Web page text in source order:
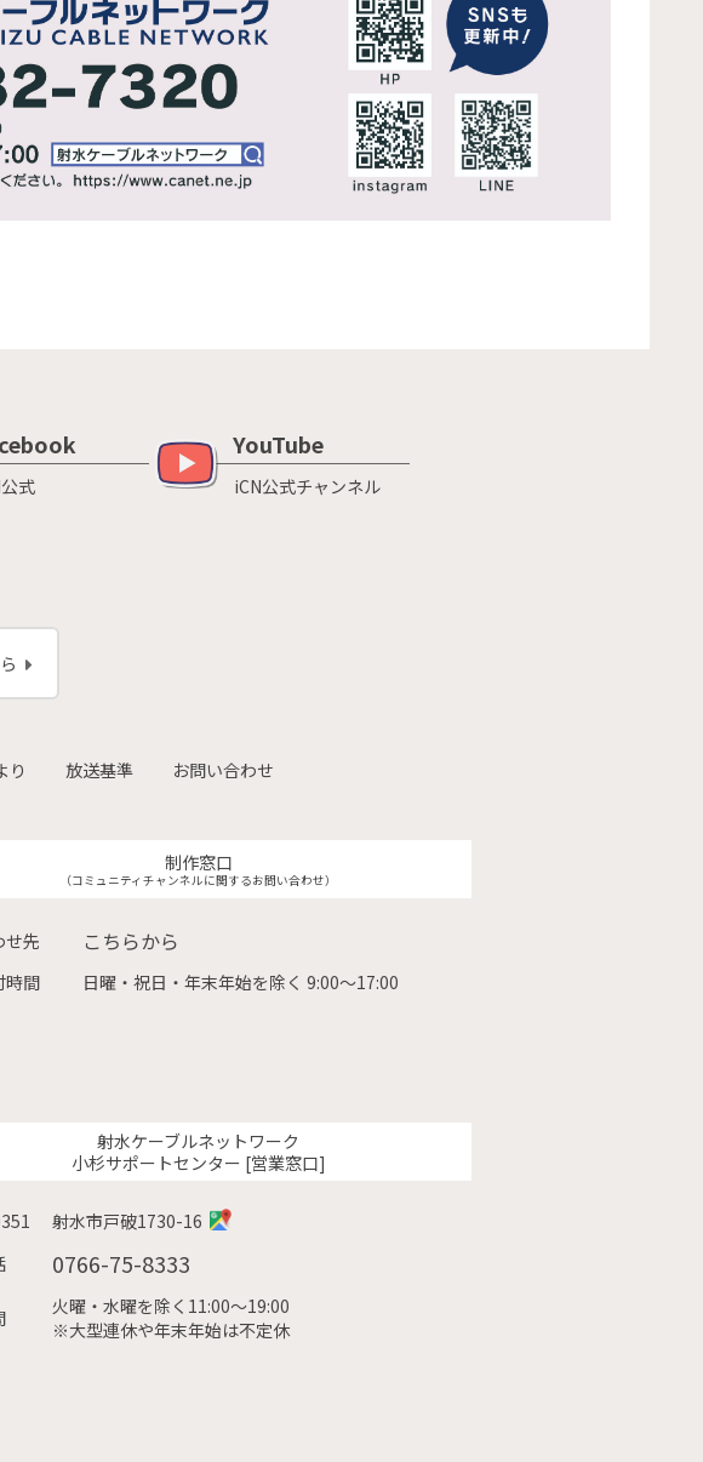
式
YouTube
iCN公式チャンネル
り 放送基準 お問い合わせ
制作窓口
（コミュニティチャンネルに関するお問い合わせ）
せ先 こちらから
時間 日曜・祝日・年末年始を除く 9:00〜17:00
射水ケーブルネットワーク
小杉サポートセンター [営業窓口]
射水市戸破1730-16
0766-75-8333
火曜・水曜を除く11:00〜19:00
※大型連休や年末年始は不定休